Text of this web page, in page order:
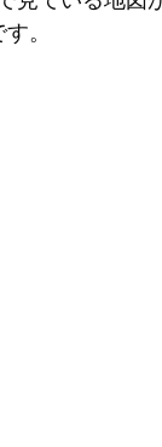
。